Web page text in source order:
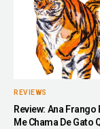
REVIEWS
Review: Ana
Me Chama De Gato